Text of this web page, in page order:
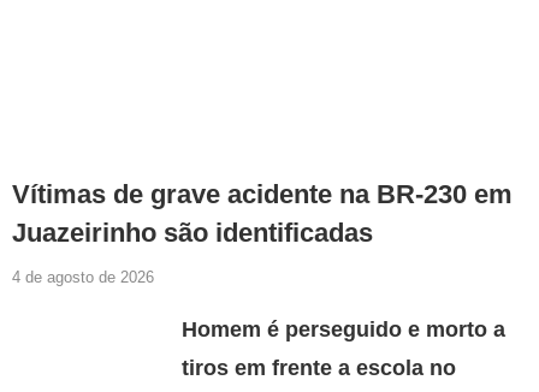
Vítimas de grave acidente na BR-230 em
Juazeirinho são identificadas
4 de agosto de 2026
Homem é perseguido e morto a
tiros em frente a escola no